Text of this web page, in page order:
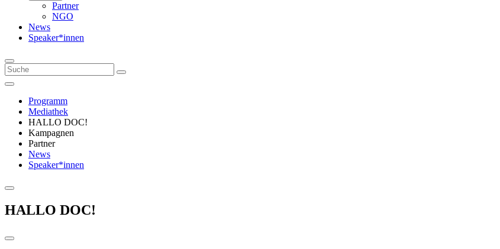
Partner
NGO
News
Speaker*innen
Programm
Mediathek
HALLO DOC!
Kampagnen
Partner
News
Speaker*innen
HALLO DOC!